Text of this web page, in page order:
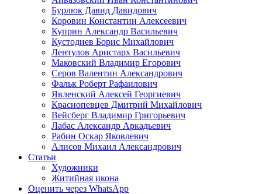
Бурлюк Давид Давидович
Коровин Константин Алексеевич
Куприн Александр Васильевич
Кустодиев Борис Михайлович
Лентулов Аристарх Васильевич
Маковский Владимир Егорович
Серов Валентин Александрович
Фальк Роберт Рафаилович
Явленский Алексей Георгиевич
Краснопевцев Дмитрий Михайлович
Вейсберг Владимир Григорьевич
Лабас Александр Аркадьевич
Рабин Оскар Яковлевич
Алисов Михаил Александрович
Статьи
Художники
Житийная икона
Оценить через WhatsApp